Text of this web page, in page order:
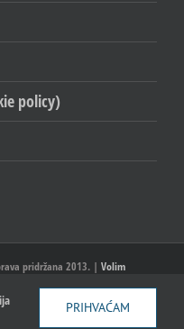
policy)
pridržana 2013. | Volim
EmailPRIHVAĆAM